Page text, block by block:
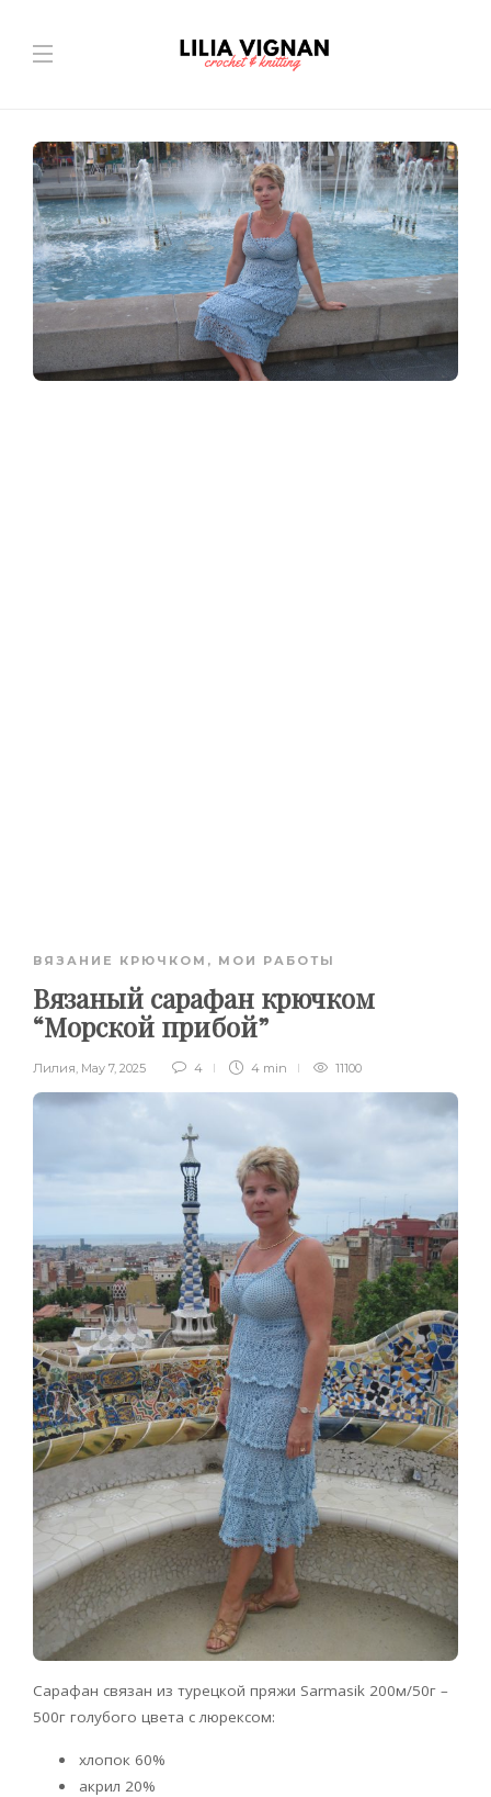
ВЯЗАНИЕ КРЮЧКОМ , МОИ РАБОТЫ
Вязаный сарафан крючком
“Морской прибой”
Лилия, May 7, 2025 4 4 min 11100
Сарафан связан из турецкой пряжи Sarmasik 200м/50г –
500г голубого цвета с люрексом:
хлопок 60%
акрил 20%